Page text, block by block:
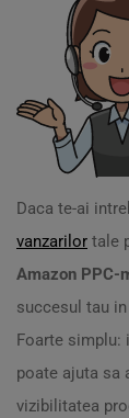
Daca te-ai
vanzarilor tale
Amazon PPC-
succesul tau
Foarte simplu:
poate ajuta sa
vizibilitatea